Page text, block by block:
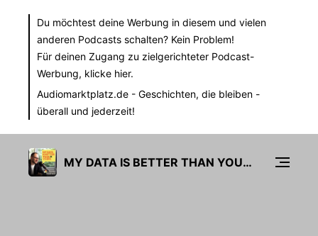
Du möchtest deine Werbung in diesem und vielen
anderen Podcasts schalten? Kein Problem!
Für deinen Zugang zu zielgerichteter Podcast-
Werbung, klicke hier.
Audiomarktplatz.de - Geschichten, die bleiben -
überall und jederzeit!
MY DATA IS BETTER THAN YOURS